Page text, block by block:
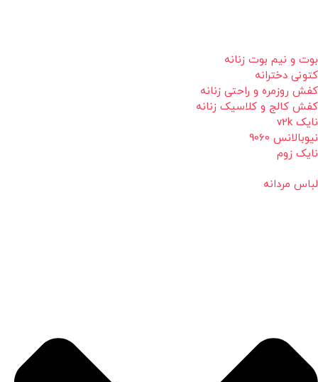
بوت و نیم بوت زنانه
کتونی دخترانه
کفش روزمره و راحتی زنانه
کفش کالج و کلاسیک زنانه
نایک v2k
نیوبالانس 9060
نایک زوم
لباس مردانه